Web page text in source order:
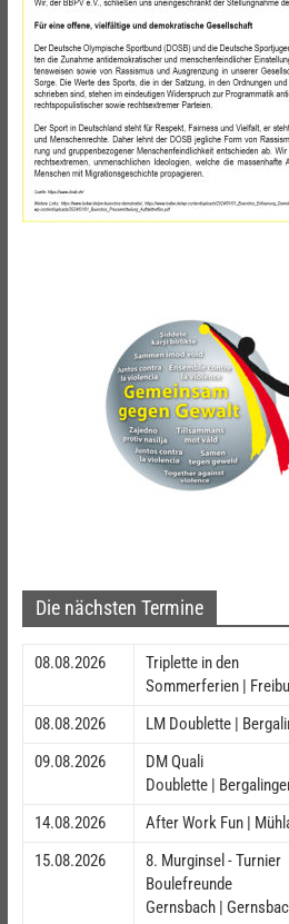
Die nächsten Termine
08.08.2026
Triplette in den
Sommerferien |
08.08.2026
LM Doublette |
09.08.2026
DM Quali
Doublette |
14.08.2026
After Work Fun |
15.08.2026
8. Murginsel - Turnier
Boulefreunde
Gernsbach |